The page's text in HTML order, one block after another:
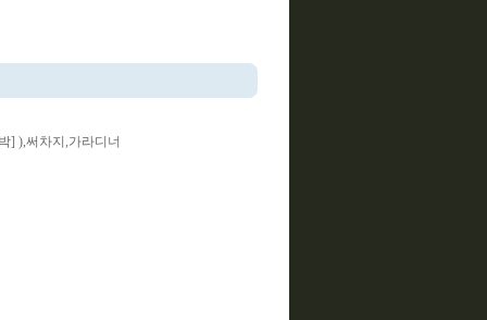
] ),써차지,가라디너